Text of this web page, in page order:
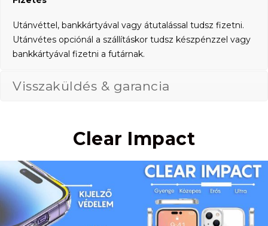
Utánvéttel, bankkártyával vagy átutalással tudsz fizetni.
Utánvétes opciónál a szállításkor tudsz készpénzzel vagy
bankkártyával fizetni a futárnak.
Visszaküldés & garancia
Clear Impact